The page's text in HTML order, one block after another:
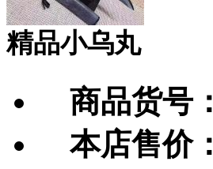
精品小乌丸
商品货号：
本店售价：